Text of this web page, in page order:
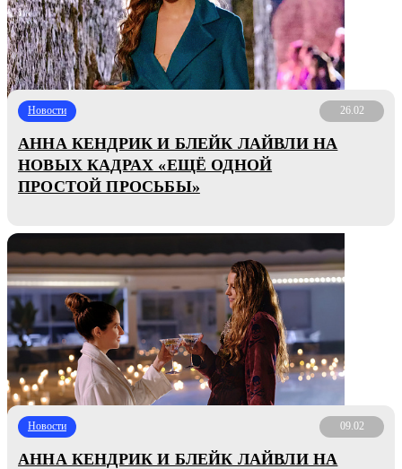
Новости 26.02
АННА КЕНДРИК И БЛЕЙК ЛАЙВЛИ НА
НОВЫХ КАДРАХ «ЕЩЁ ОДНОЙ
ПРОСТОЙ ПРОСЬБЫ»
Новости 09.02
АННА КЕНДРИК И БЛЕЙК ЛАЙВЛИ НА